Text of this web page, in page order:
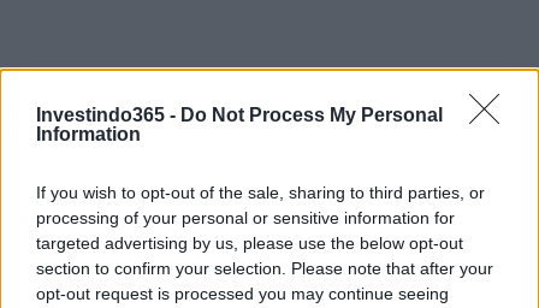
Investindo365 - Do Not Process My Personal
Information
If you wish to opt-out of the sale, sharing to third parties, or
processing of your personal or sensitive information for
targeted advertising by us, please use the below opt-out
section to confirm your selection. Please note that after your
opt-out request is processed you may continue seeing
Continue lendo